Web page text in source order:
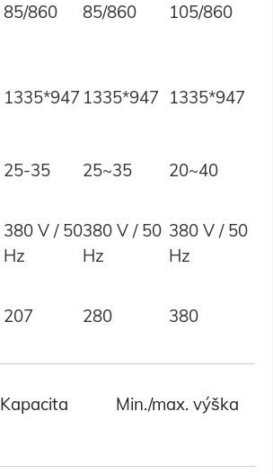
85/860 85/860 105/860
1335*947 1335*947 1335*947
25-35 25~35 20~40
380 V / 50
Hz
380 V / 50
Hz
380 V / 50
Hz
207 280 380
Kapacita Min./max. výška